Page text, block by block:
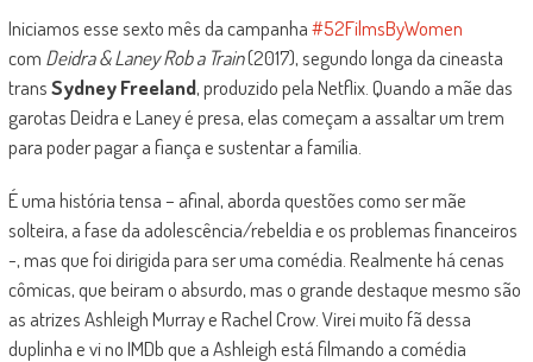
Iniciamos esse sexto mês da campanha#52FilmsByWomen
com Deidra & Laney Rob a Train(2017), segundo longa da cineasta
transSydney Freeland, produzido pela Netflix. Quando a mãe das
garotas Deidra e Laney é presa, elas começam a assaltar um trem
para poder pagar a fiança e sustentar a família.
É uma história tensa – afinal, aborda questões como ser mãe
solteira, a fase da adolescência/rebeldia e os problemas financeiros
-, mas que foi dirigida para ser uma comédia. Realmente há cenas
cômicas, que beiram o absurdo, mas o grande destaque mesmo são
as atrizes Ashleigh Murray e Rachel Crow. Virei muito fã dessa
duplinha e vi no IMDb que a Ashleigh está filmando a comédia